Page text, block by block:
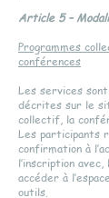
Article 5 –
Programmes
conférences
Les services
décrites sur le
collectif, la
Les participants
confirmation à
l’inscription
accéder à
outils.